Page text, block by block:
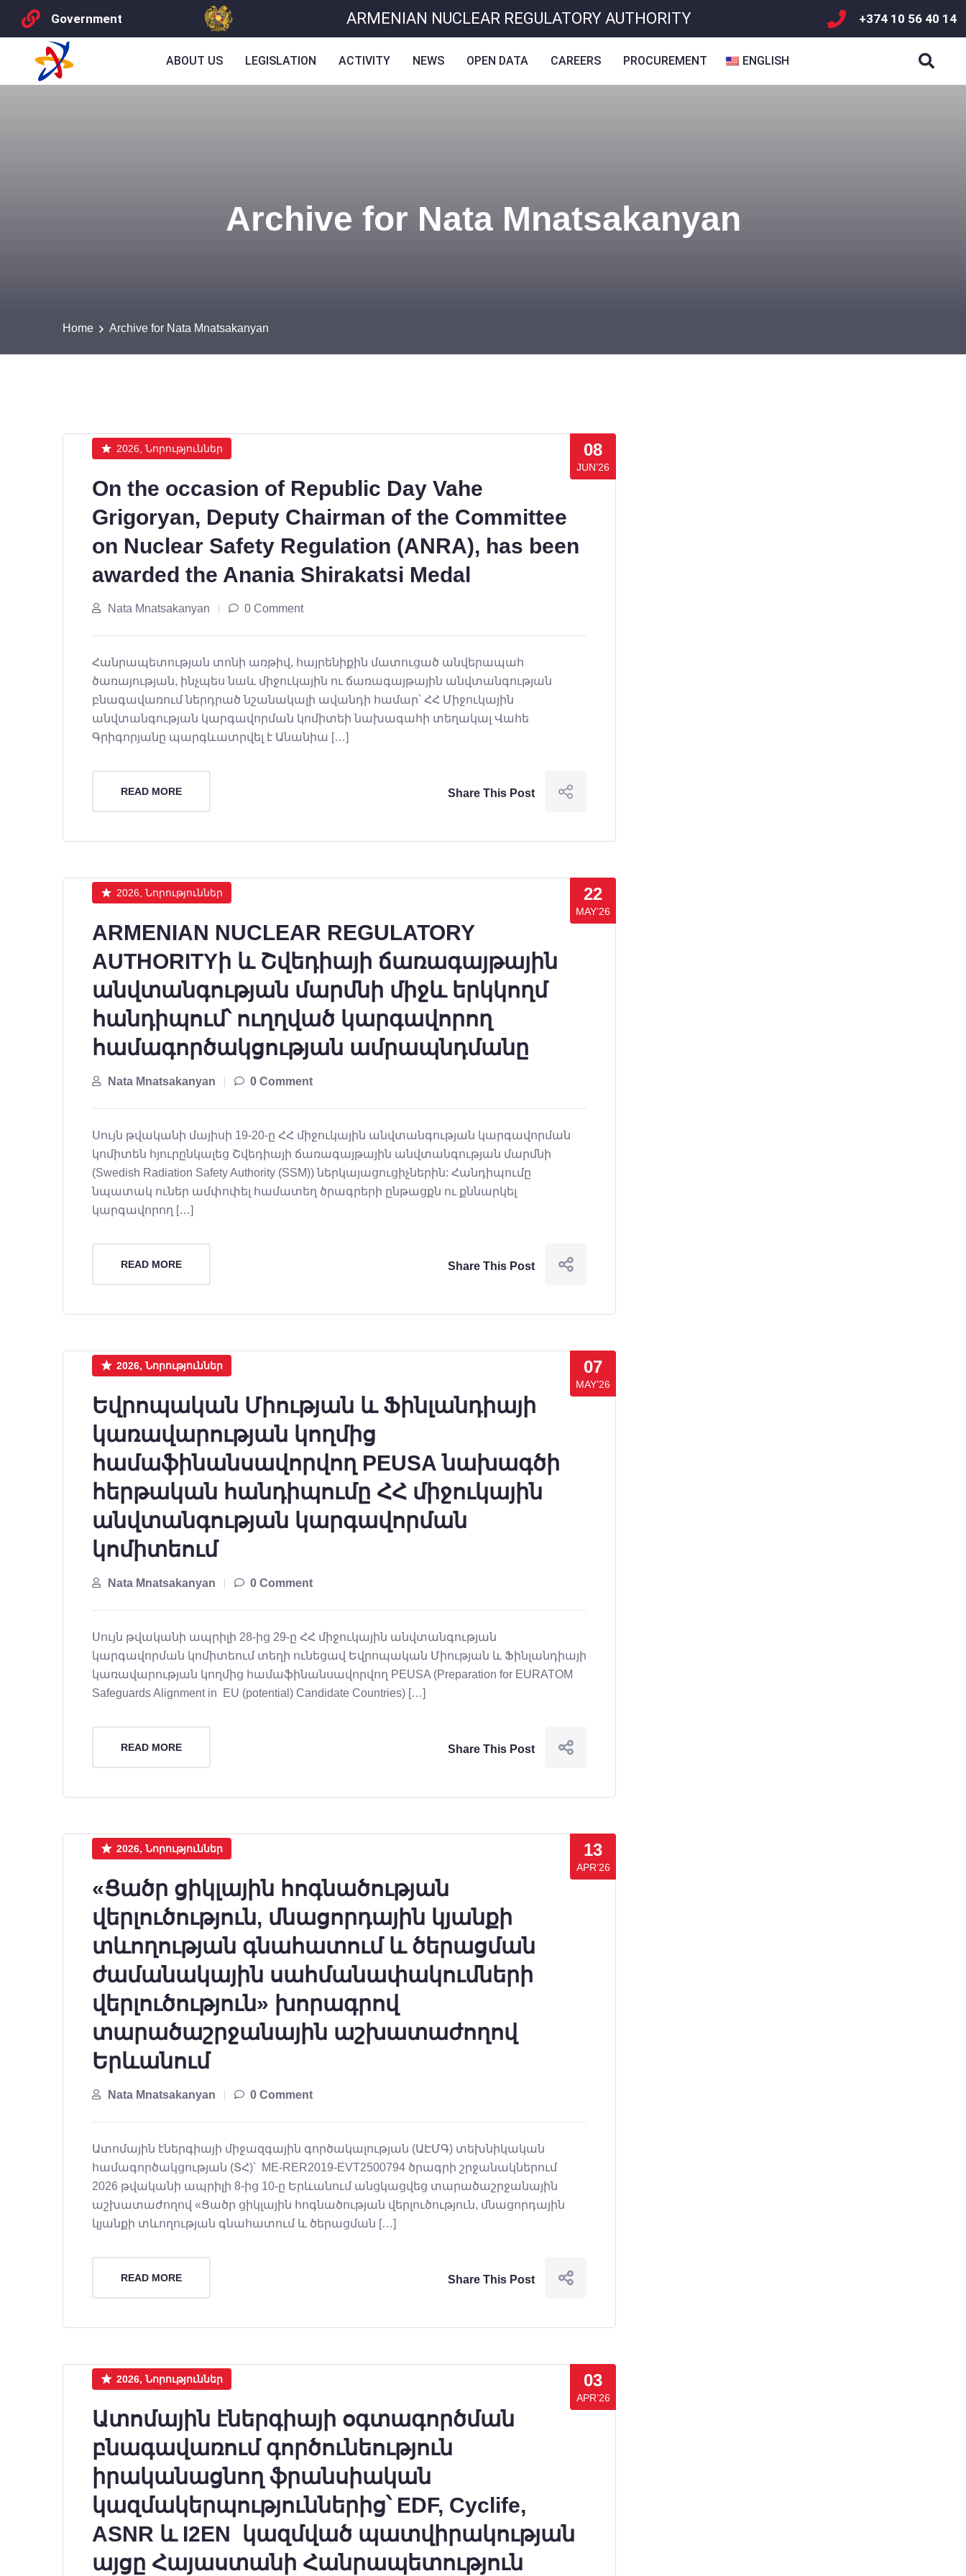
Government ARMENIAN NUCLEAR REGULATORY AUTHORITY +374 10 56 40 14
ABOUT US LEGISLATION ACTIVITY NEWS OPEN DATA CAREERS PROCUREMENT ENGLISH
Archive for Nata Mnatsakanyan
Home Archive for Nata Mnatsakanyan
08
JUN’26
2026, Նորություններ
On the occasion of Republic Day Vahe
Grigoryan, Deputy Chairman of the Committee
on Nuclear Safety Regulation (ANRA), has been
awarded the Anania Shirakatsi Medal
Nata Mnatsakanyan 0 Comment
Հանրապետության տոնի առթիվ, հայրենիքին մատուցած անվերապահ
ծառայության, ինչպես նաև միջուկային ու ճառագայթային անվտանգության
բնագավառում ներդրած նշանակալի ավանդի համար՝ ՀՀ Միջուկային
անվտանգության կարգավորման կոմիտեի նախագահի տեղակալ Վահե
Գրիգորյանը պարգևատրվել է Անանիա […]
READ MORE Share This Post
22
MAY’26
2026, Նորություններ
ARMENIAN NUCLEAR REGULATORY
AUTHORITYի և Շվեդիայի ճառագայթային
անվտանգության մարմնի միջև երկկողմ
հանդիպում՝ ուղղված կարգավորող
համագործակցության ամրապնդմանը
Nata Mnatsakanyan 0 Comment
Սույն թվականի մայիսի 19-20-ը ՀՀ միջուկային անվտանգության կարգավորման
կոմիտեն հյուրընկալեց Շվեդիայի ճառագայթային անվտանգության մարմնի
(Swedish Radiation Safety Authority (SSM)) ներկայացուցիչներին: Հանդիպումը
նպատակ ուներ ամփոփել համատեղ ծրագրերի ընթացքն ու քննարկել
կարգավորող […]
READ MORE Share This Post
07
MAY’26
2026, Նորություններ
Եվրոպական Միության և Ֆինլանդիայի
կառավարության կողմից
համաֆինանսավորվող PEUSA նախագծի
հերթական հանդիպումը ՀՀ միջուկային
անվտանգության կարգավորման
կոմիտեում
Nata Mnatsakanyan 0 Comment
Սույն թվականի ապրիլի 28-ից 29-ը ՀՀ միջուկային անվտանգության
կարգավորման կոմիտեում տեղի ունեցավ Եվրոպական Միության և Ֆինլանդիայի
կառավարության կողմից համաֆինանսավորվող PEUSA (Preparation for EURATOM
Safeguards Alignment in EU (potential) Candidate Countries) […]
READ MORE Share This Post
13
APR’26
2026, Նորություններ
«Ցածր ցիկլային հոգնածության
վերլուծություն, մնացորդային կյանքի
տևողության գնահատում և ծերացման
ժամանակային սահմանափակումների
վերլուծություն» խորագրով
տարածաշրջանային աշխատաժողով
Երևանում
Nata Mnatsakanyan 0 Comment
Ատոմային էներգիայի միջազգային գործակալության (ԱԷՄԳ) տեխնիկական
համագործակցության (ՏՀ)՝ ME-RER2019-EVT2500794 ծրագրի շրջանակներում
2026 թվականի ապրիլի 8-ից 10-ը Երևանում անցկացվեց տարածաշրջանային
աշխատաժողով «Ցածր ցիկլային հոգնածության վերլուծություն, մնացորդային
կյանքի տևողության գնահատում և ծերացման […]
READ MORE Share This Post
03
APR’26
2026, Նորություններ
Ատոմային էներգիայի օգտագործման
բնագավառում գործունեություն
իրականացնող ֆրանսիական
կազմակերպություններից՝ EDF, Cyclife,
ASNR և I2EN կազմված պատվիրակության
այցը Հայաստանի Հանրապետություն